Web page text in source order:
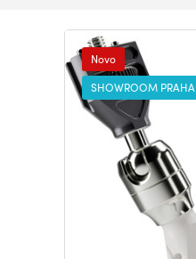
Novo
SHOWROOM PRAHA